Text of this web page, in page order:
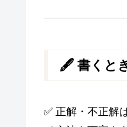
🖋 書くと
✅ 正解・不正解